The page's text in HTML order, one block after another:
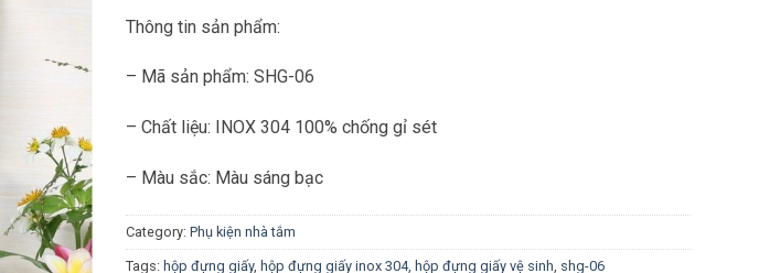
Thông tin sản phẩm:
– Mã sản phẩm: SHG-06
– Chất liệu: INOX 304 100% chống gỉ sét
– Màu sắc: Màu sáng bạc
Category:Phụ kiện nhà tắm
Tags: hộp đựng giấy, hộp đựng giấy inox 304, hộp đựng giấy vệ sinh shg-06